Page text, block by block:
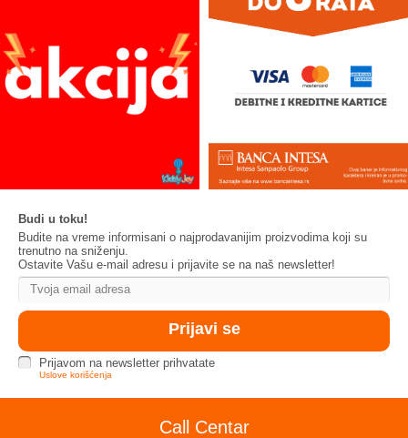
Budi u toku!
Budite na vreme informisani o najprodavanijim proizvodima koji su
trenutno na sniženju.
Ostavite Vašu e-mail adresu i prijavite se na naš newsletter!
Prijavom na newsletter prihvatate
Uslove korišćenja
Call Centar